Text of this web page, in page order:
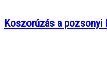
Koszorúzás a pozsonyi